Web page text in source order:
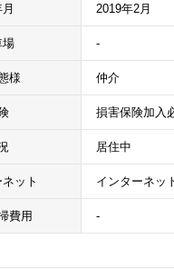
2019年2月
場 -
様 仲介
損害保険加入
居住中
ット インターネッ
費用 -